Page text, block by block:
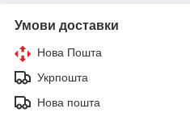
Умови доставки
Нова Пошта
Укрпошта
Нова пошта